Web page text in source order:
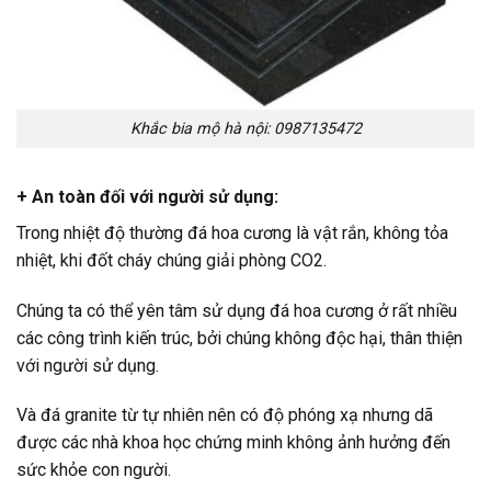
Khắc bia mộ hà nội: 0987135472
+ An toàn đối với người sử dụng:
Trong nhiệt độ thường đá hoa cương là vật rắn, không tỏa
nhiệt, khi đốt cháy chúng giải phòng CO2.
Chúng ta có thể yên tâm sử dụng đá hoa cương ở rất nhiều
các công trình kiến trúc, bởi chúng không độc hại, thân thiện
với người sử dụng.
Và đá granite từ tự nhiên nên có độ phóng xạ nhưng dã
được các nhà khoa học chứng minh không ảnh hưởng đến
sức khỏe con người.